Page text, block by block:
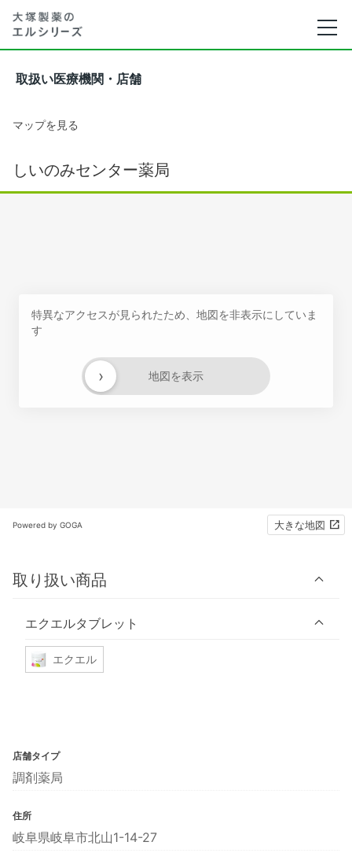
取扱い医療機関・店舗
マップを見る
しいのみセンター薬局
特異なアクセスが見られたため、地図を非表示にしていま
す
地図を表示
›
Powered by GOGA 大きな地図
取り扱い商品
エクエルタブレット
エクエル
店舗タイプ
調剤薬局
住所
岐阜県岐阜市北山1-14-27